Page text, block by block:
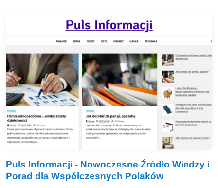
Puls Informacji - Nowoczesne Źródło Wiedzy i
Porad dla Współczesnych Polaków